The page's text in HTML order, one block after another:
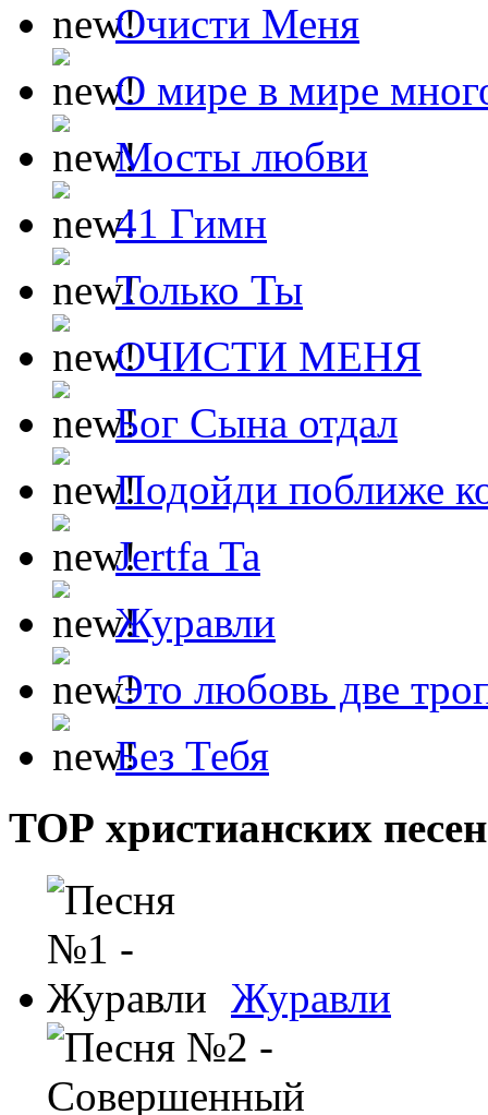
Очисти Меня
О мире в мире
Мосты любви
41 Гимн
Только Ты
ОЧИСТИ МЕНЯ
Бог Сына отдал
Подойди поближе
Jertfa Ta
Журавли
Это любовь две
Без Тебя
ТОР христианских песен
Журавли